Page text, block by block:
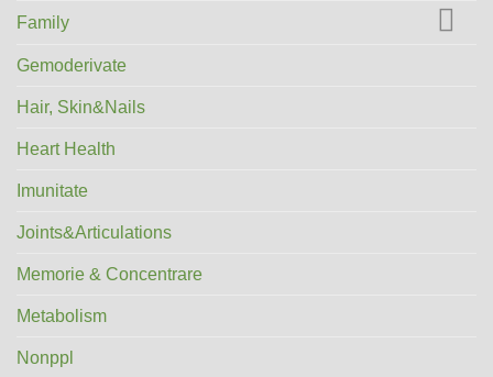
Family
Gemoderivate
Hair, Skin&Nails
Heart Health
Imunitate
Joints&Articulations
Memorie & Concentrare
Metabolism
Nonppl